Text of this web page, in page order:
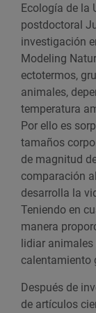
Ecología de la
postdoctoral
investigación
Modeling
ectotermos,
animales,
temperatura
Por ello es
tamaños
de magnitud
comparación
desarrolla la
Teniendo en
manera
lidiar animales
calentamiento
Después de
de artículos